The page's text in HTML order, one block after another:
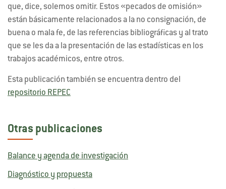
que, dice, solemos omitir. Estos «pecados de omisión»
están básicamente relacionados a la no consignación, de
buena o mala fe, de las referencias bibliográficas y al trato
que se les da a la presentación de las estadísticas en los
trabajos académicos, entre otros.
Esta publicación también se encuentra dentro del
repositorio REPEC
Otras publicaciones
Balance y agenda de investigación
Diagnóstico y propuesta